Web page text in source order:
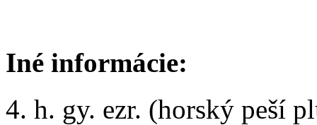
Iné informácie:
4. h. gy. ezr. (horský peší